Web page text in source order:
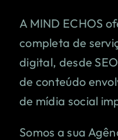
A MIND ECHOS
completa de
digital, desde
de conteúdo
de mídia social
Somos a sua